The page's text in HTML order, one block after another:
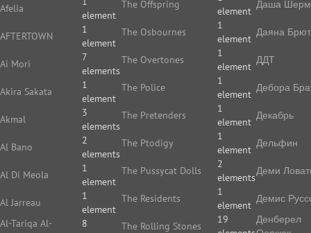
Afelia
element
AFTERTOWN
1
element
Ai Mori
7
elements
Akira Sakata
1
element
Akmal
3
elements
Al Bano
2
elements
Al Di Meola
1
element
Al Jarreau
1
element
Al-Tariqa Al-
8
The Offspring
element
The Osbournes
1
element
The Overtones
1
element
The Police
1
element
The Pretenders
1
element
The Ptodigy
1
element
The Pussycat Dolls
2
elements
The Residents
1
element
The Rolling Stones
19
Даша
Даяна Брют
ДДТ
Дебора
Декабрь
Дельфин
Деми
Демис
Денберел